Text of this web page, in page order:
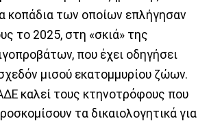
κοπάδια των οποίων επλήγησαν
το 2025, στη «σκιά» της
που έχει οδηγήσει
μισού εκατομμυρίου ζώων.
καλεί τους κτηνοτρόφους που
τα δικαιολογητικά για